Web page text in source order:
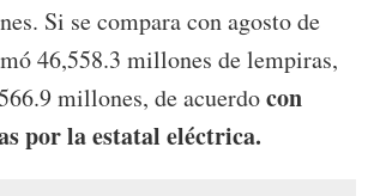
Si se compara con agosto de
46,558.3 millones de lempiras,
millones, de acuerdocon
por la estatal eléctrica.